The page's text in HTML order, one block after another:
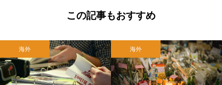
この記事もおすすめ
海外 海外